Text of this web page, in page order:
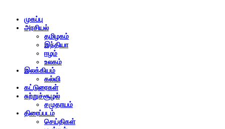
முகப்பு
அரசியல்
தமிழகம்
இந்தியா
ஈழம்
உலகம்
இலக்கியம்
கல்வி
கட்டுரைகள்
சுற்றுச்சூழல்
சமுதாயம்
திரைப்படம்
செய்திகள்